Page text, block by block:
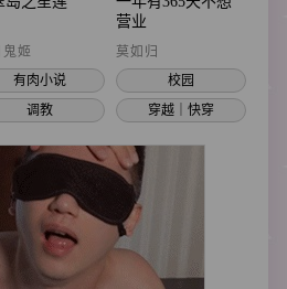
鬼姬
有肉小说
调教
营业
莫如归
校园
穿越｜快穿